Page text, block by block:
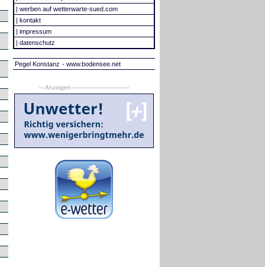
| werben auf wetterwarte-sued.com
| kontakt
| impressum
| datenschutz
Pegel Konstanz - www.bodensee.net
--- Anzeigen --------------------------------